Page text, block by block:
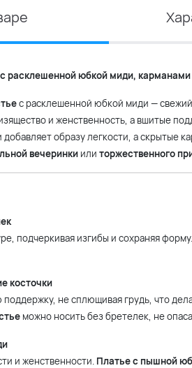
расклешенной юбкой миди,
с расклешенной юбкой миди —
и женственность, а вшитые
образу легкости, а скрытые
вечеринки или торжественного
подчеркивая изгибы и сохраняя
косточки
не сплющивая грудь, что
можно носить без бретелек, не
и женственности. Платье с пышной